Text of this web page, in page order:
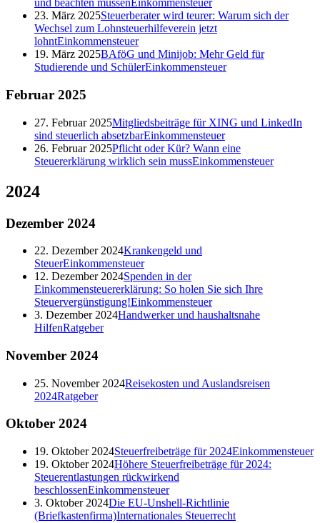
und beachten müssen Einkommensteuer
23. März 2025Steuerberater wird teurer: Warum sich der
Wechsel zum Lohnsteuerhilfeverein jetzt
lohntEinkommensteuer
19. März 2025BAföG und Minijob: Mehr Geld für
Studierende und SchülerEinkommensteuer
Februar 2025
27. Februar 2025Mitgliedsbeiträge für XING und LinkedIn
sind steuerlich absetzbarEinkommensteuer
26. Februar 2025Pflicht oder Kür? Wann eine
Steuererklärung wirklich sein mussEinkommensteuer
2024
Dezember 2024
22. Dezember 2024Krankengeld und
SteuerEinkommensteuer
12. Dezember 2024Spenden in der
Einkommensteuererklärung: So holen Sie sich Ihre
Steuervergünstigung!Einkommensteuer
3. Dezember 2024Handwerker und haushaltsnahe
HilfenRatgeber
November 2024
25. November 2024Reisekosten und Auslandsreisen
2024Ratgeber
Oktober 2024
19. Oktober 2024Steuerfreibeträge für 2024Einkommensteuer
19. Oktober 2024Höhere Steuerfreibeträge für 2024:
Steuerentlastungen rückwirkend
beschlossenEinkommensteuer
3. Oktober 2024Die EU-Unshell-Richtlinie
(Briefkastenfirma)Internationales Steuerrecht